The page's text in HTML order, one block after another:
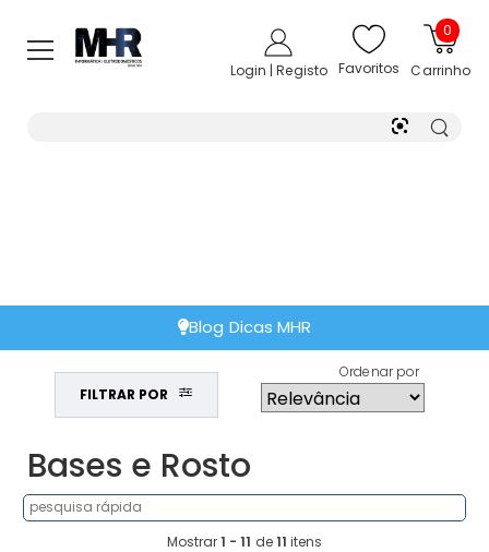
Login | Registo Favoritos
0
Carrinho
Blog Dicas MHR
FILTRAR POR
Ordenar por
Bases e Rosto
Mostrar1 - 11 de11 itens